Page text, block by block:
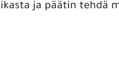
ja päätin tehdä